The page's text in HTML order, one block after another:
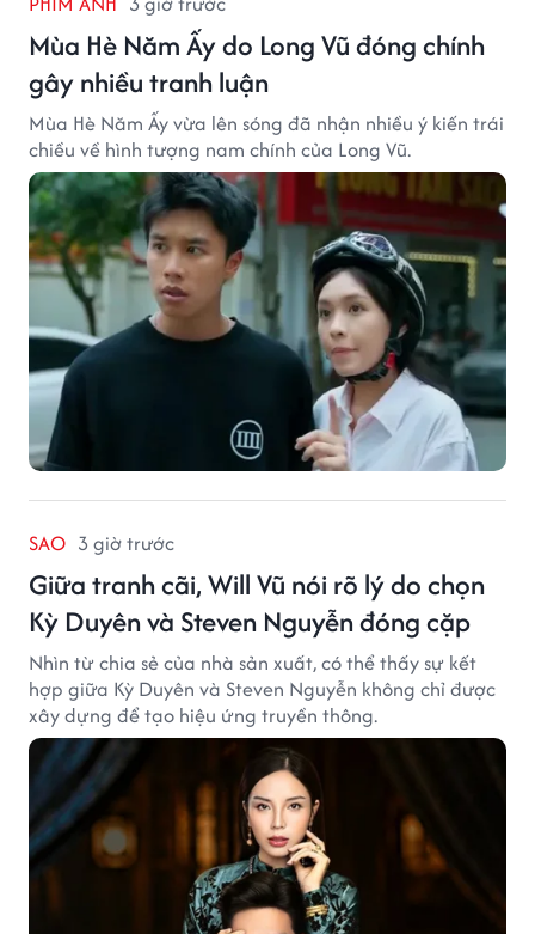
Mùa Hè Năm Ấy do Long Vũ đóng chính
gây nhiều tranh luận
Mùa Hè Năm Ấy vừa lên sóng đã nhận nhiều ý kiến trái
chiều về hình tượng nam chính của Long Vũ.
SAO 3 giờ trước
Giữa tranh cãi, Will Vũ nói rõ lý do chọn
Kỳ Duyên và Steven Nguyễn đóng cặp
Nhìn từ chia sẻ của nhà sản xuất, có thể thấy sự kết
hợp giữa Kỳ Duyên và Steven Nguyễn không chỉ được
xây dựng để tạo hiệu ứng truyền thông.